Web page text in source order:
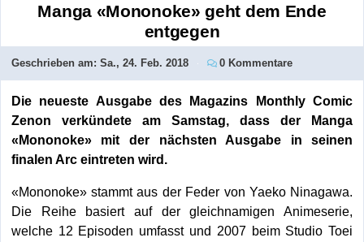
Manga «Mononoke» geht dem Ende
entgegen
Geschrieben am: Sa., 24. Feb. 2018 0 Kommentare
Die neueste Ausgabe des Magazins Monthly Comic
Zenon verkündete am Samstag, dass der Manga
«Mononoke» mit der nächsten Ausgabe in seinen
finalen Arc eintreten wird.
«Mononoke» stammt aus der Feder von Yaeko Ninagawa.
Die Reihe basiert auf der gleichnamigen Animeserie,
welche 12 Episoden umfasst und 2007 beim Studio Toei